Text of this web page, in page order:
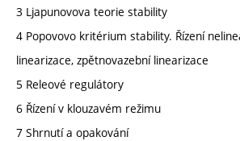
3 Ljapunovova teorie stability
4 Popovovo kritérium stability. Řízení
linearizace, zpětnovazební linearizace
5 Releové regulátory
6 Řízení v klouzavém režimu
7 Shrnutí a opakování